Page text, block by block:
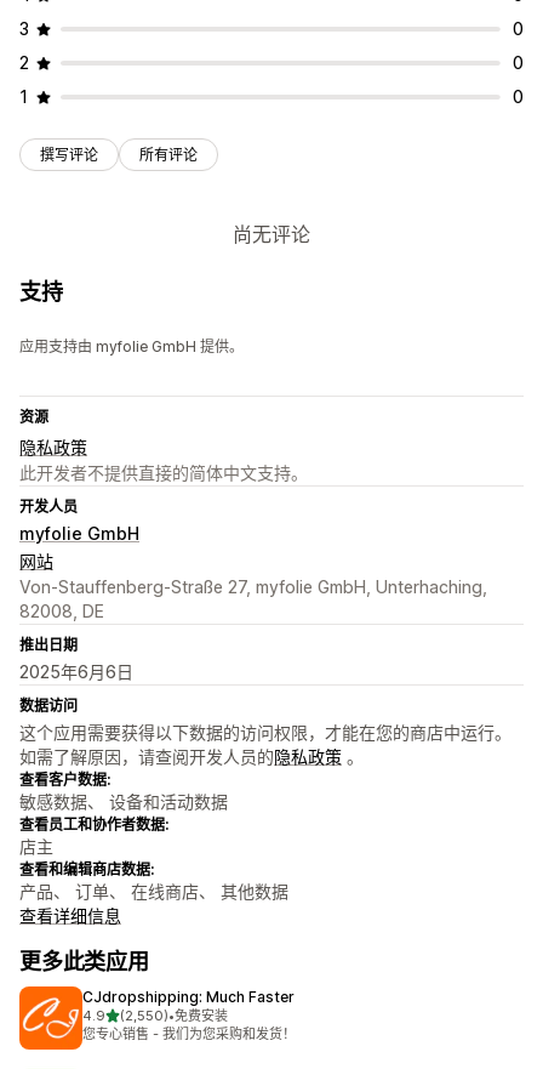
3
0
2
0
1
0
撰写评论 所有评论
尚无评论
支持
应用支持由 myfolie GmbH 提供。
资源
隐私政策
此开发者不提供直接的简体中文支持。
开发人员
myfolie GmbH
网站
Von-Stauffenberg-Straße 27, myfolie GmbH, Unterhaching,
82008, DE
推出日期
2025年6月6日
数据访问
这个应用需要获得以下数据的访问权限，才能在您的商店中运行。
如需了解原因，请查阅开发人员的隐私政策 。
查看客户数据:
敏感数据、 设备和活动数据
查看员工和协作者数据:
店主
查看和编辑商店数据:
产品、 订单、 在线商店、 其他数据
查看详细信息
更多此类应用
CJdropshipping: Much Faster
4.9星（满分 5 星）
(2,550)
总共 2550 条评论
•免费安装
您专心销售 - 我们为您采购和发货！